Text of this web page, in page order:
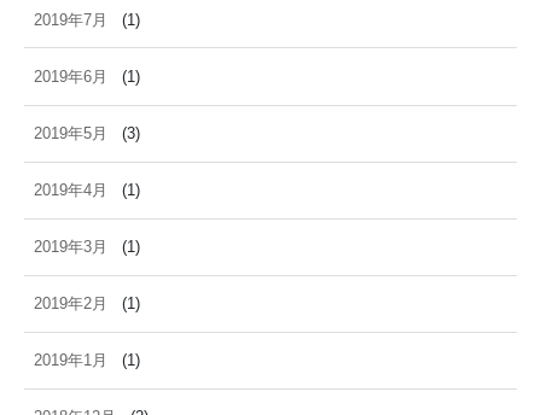
2019年7月 (1)
2019年6月 (1)
2019年5月 (3)
2019年4月 (1)
2019年3月 (1)
2019年2月 (1)
2019年1月 (1)